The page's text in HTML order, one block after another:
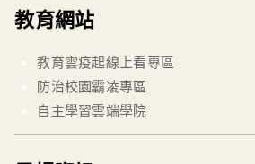
教育網站
教育雲疫起線上看專區
防治校園霸凌專區
自主學習雲端學院